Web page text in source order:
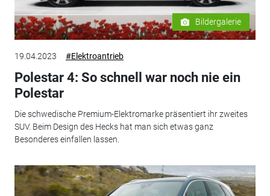
Bildergalerie
19.04.2023 #Elektroantrieb
Polestar 4: So schnell war noch nie ein
Polestar
Die schwedische Premium-Elektromarke präsentiert ihr zweites
SUV. Beim Design des Hecks hat man sich etwas ganz
Besonderes einfallen lassen.